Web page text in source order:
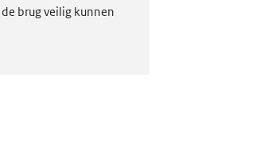
brug veilig kunnen